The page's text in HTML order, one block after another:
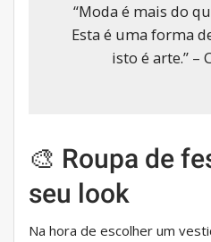
“Moda é mais do
Esta é uma forma
isto é arte.” –
🎨 Roupa de
seu look
Na hora de escolher um